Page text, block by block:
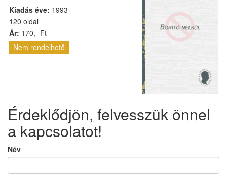
Kiadás éve: 1993
120 oldal
Ár: 170,- Ft
Nem rendelhető
Érdeklődjön, felvesszük önnel
a kapcsolatot!
Név